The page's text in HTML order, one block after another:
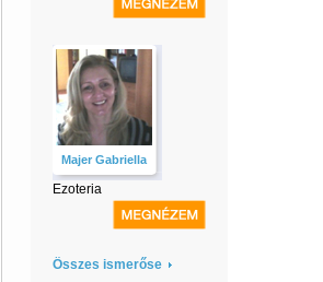
Majer Gabriella
Ezoteria
Összes ismerőse